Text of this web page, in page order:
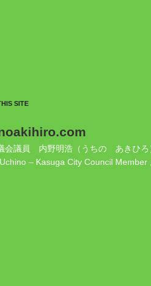
SITE
会議員 内野明浩（うちの あきひろ
– Kasuga City Council Member